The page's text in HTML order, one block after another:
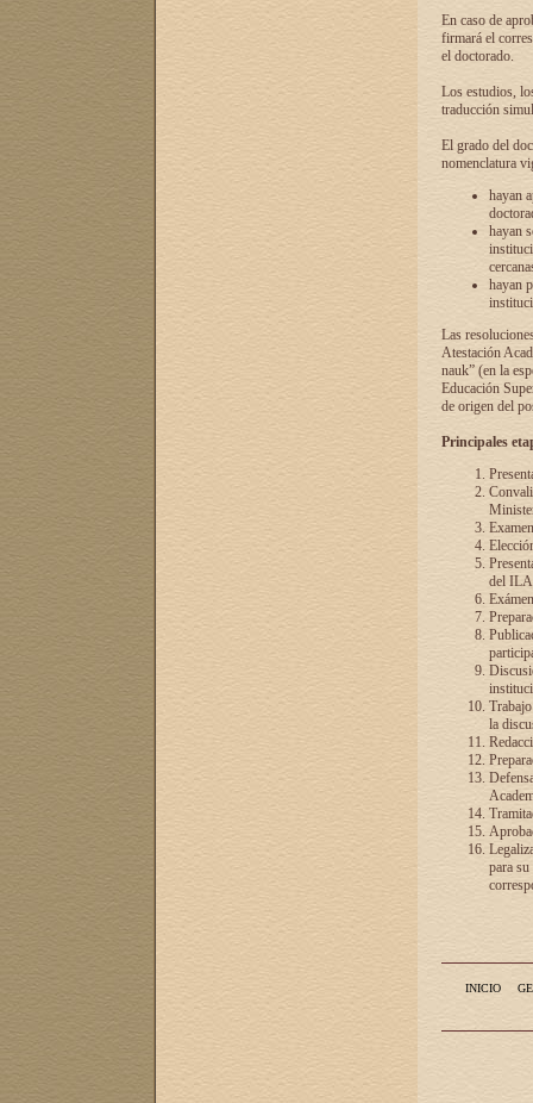
En caso de
firmará el
el doctorado.
Los estudios,
traducción
El grado del
nomenclatura
hayan
hayan
hayan
Las
Atestación
nauk” (en la
Educación
de origen del
Principales
del
la
para
INICIO